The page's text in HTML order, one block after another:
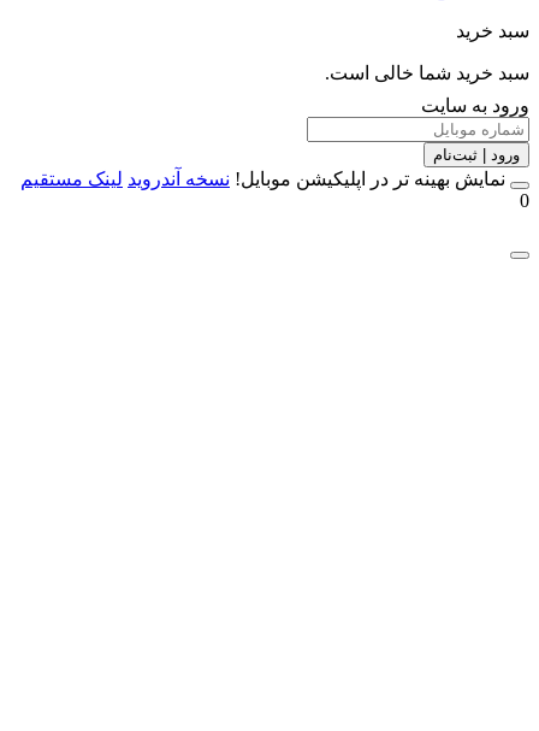
خرید شما خالی است.
به سایت
| ثبت‌نام
بهینه تر در اپلیکیشن موبایل!نسخه آندروید لینک مستقیم